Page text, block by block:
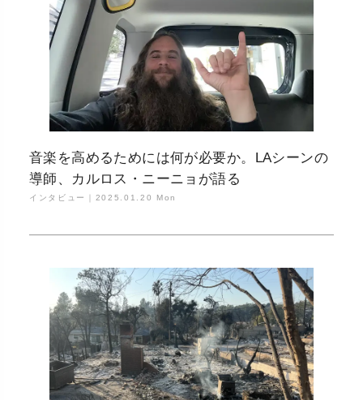
音楽を高めるためには何が必要か。LAシーンの
導師、カルロス・ニーニョが語る
インタビュー｜ 2025.01.20 Mon